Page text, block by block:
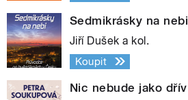
Sedmikrásky na nebi
Jiří Dušek a kol.
Koupit
Nic nebude jako dřív